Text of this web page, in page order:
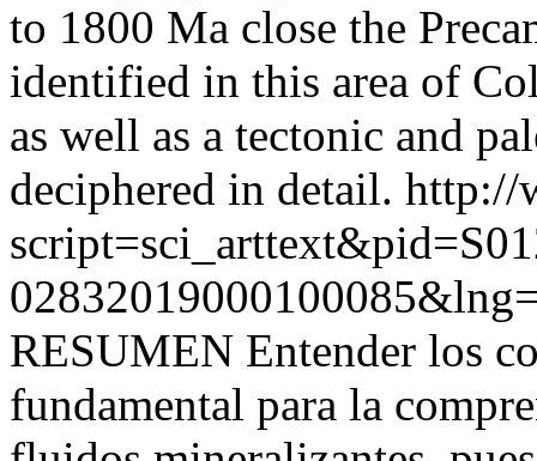
to 1800 Ma close the
identified in this area of
as well as a tectonic and
deciphered in detail. http://
RESUMEN Entender los
fundamental para la